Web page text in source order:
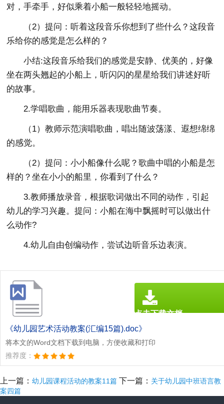
对，手牵手，好似乘着小船一般轻轻地摇动。
（2）提问：听着这段音乐你想到了些什么？这段音
乐给你的感觉是怎么样的？
小结:这段音乐给我们的感觉是安静、优美的，好像
坐在两头翘起的小船上，听闪闪的星星给我们讲述好听
的故事。
2.学唱歌曲，能用乐器表现歌曲节奏。
（1）教师示范演唱歌曲，唱出随波荡漾、遐想绵绵
的感觉。
（2）提问：小小船像什么呢？歌曲中唱的小船是怎
样的？坐在小小的船里，你看到了什么？
3.教师播放录音，根据歌词做出不同的动作，引起
幼儿的学习兴趣。提问：小船在海中飘摇时可以做出什
么动作?
4.幼儿自由创编动作，尝试边听音乐边表演。
《幼儿园艺术活动教案(汇编15篇).doc》
将本文的Word文档下载到电脑，方便收藏和打印
推荐度：
点击下载文档
文档为doc格式
上一篇： 幼儿园课程活动的教案11篇 下一篇： 关于幼儿园中班语言教
案四篇